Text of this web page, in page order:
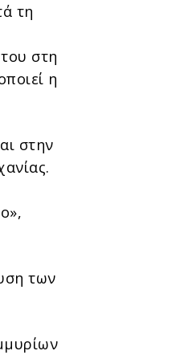
τη
στη
η
στην
των